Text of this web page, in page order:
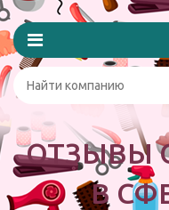
ОТЗЫВЫ
В